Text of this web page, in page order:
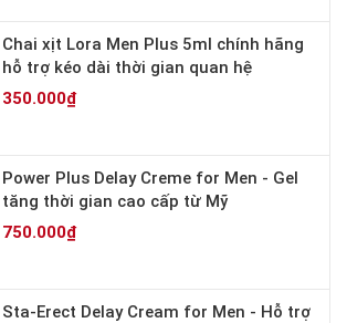
Chai xịt Lora Men Plus 5ml chính hãng
hỗ trợ kéo dài thời gian quan hệ
350.000₫
Power Plus Delay Creme for Men - Gel
tăng thời gian cao cấp từ Mỹ
750.000₫
Sta-Erect Delay Cream for Men - Hỗ trợ